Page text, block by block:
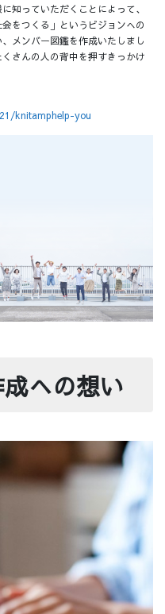
知っていただくことによって、
をつくる」というビジョンへの
メンバー図鑑を作成いたしまし
さんの人の背中を押すきっかけ
knitamphelp-you
への想い